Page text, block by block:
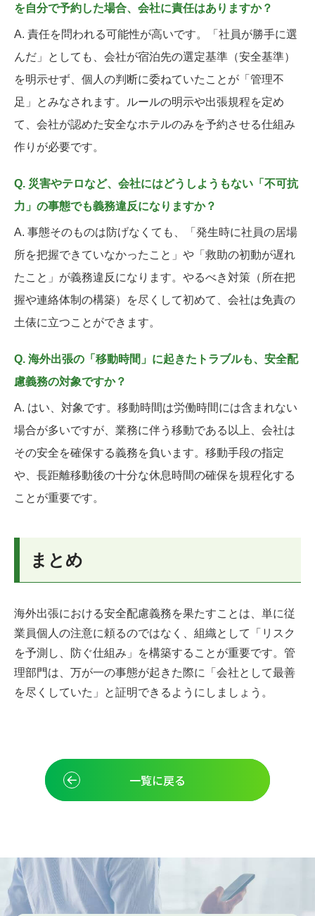
を自分で予約した場合、会社に責任はありますか？
A. 責任を問われる可能性が高いです。「社員が勝手に選
んだ」としても、会社が宿泊先の選定基準（安全基準）
を明示せず、個人の判断に委ねていたことが「管理不
足」とみなされます。ルールの明示や出張規程を定め
て、会社が認めた安全なホテルのみを予約させる仕組み
作りが必要です。
Q. 災害やテロなど、会社にはどうしようもない「不可抗
力」の事態でも義務違反になりますか？
A. 事態そのものは防げなくても、「発生時に社員の居場
所を把握できていなかったこと」や「救助の初動が遅れ
たこと」が義務違反になります。やるべき対策（所在把
握や連絡体制の構築）を尽くして初めて、会社は免責の
土俵に立つことができます。
Q. 海外出張の「移動時間」に起きたトラブルも、安全配
慮義務の対象ですか？
A. はい、対象です。移動時間は労働時間には含まれない
場合が多いですが、業務に伴う移動である以上、会社は
その安全を確保する義務を負います。移動手段の指定
や、長距離移動後の十分な休息時間の確保を規程化する
ことが重要です。
まとめ
海外出張における安全配慮義務を果たすことは、単に従
業員個人の注意に頼るのではなく、組織として「リスク
を予測し、防ぐ仕組み」を構築することが重要です。管
理部門は、万が一の事態が起きた際に「会社として最善
を尽くしていた」と証明できるようにしましょう。
一覧に戻る